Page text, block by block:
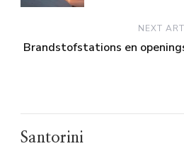
NEXT
Brandstofstations en
Santorini